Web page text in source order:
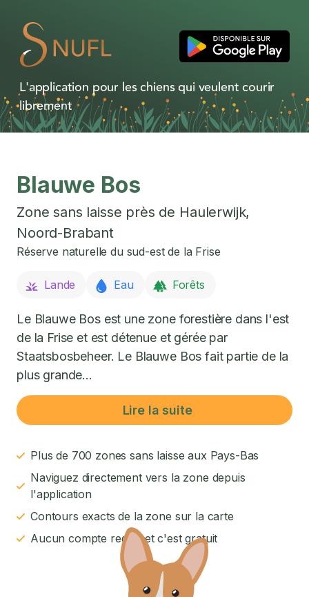
L'application pour les chiens qui veulent courir
librement
Blauwe Bos
Zone sans laisse près de Haulerwijk,
Noord-Brabant
Réserve naturelle du sud-est de la Frise
Lande Eau Forêts
Le Blauwe Bos est une zone forestière dans l'est
de la Frise et est détenue et gérée par
Staatsbosbeheer. Le Blauwe Bos fait partie de la
plus grande...
Lire la suite
Plus de 700 zones sans laisse aux Pays-Bas
Naviguez directement vers la zone depuis
l'application
Contours exacts de la zone sur la carte
Aucun compte requis et c'est gratuit